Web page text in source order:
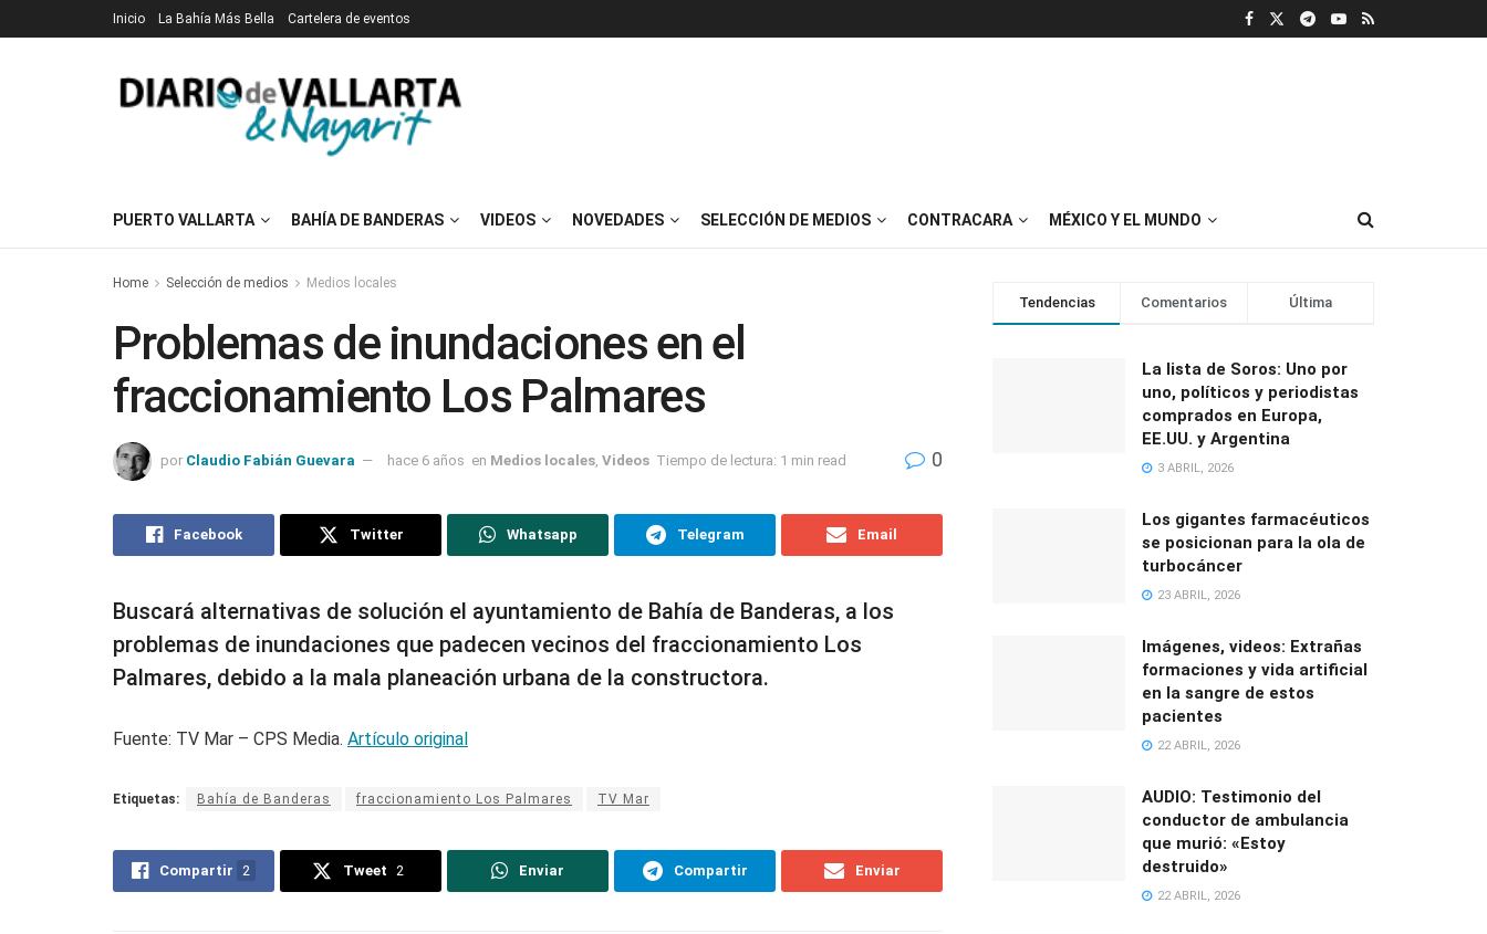
Inicio La Bahía Más Bella Cartelera de eventos
PUERTO VALLARTA BAHÍA DE BANDERAS VIDEOS NOVEDADES SELECCIÓN DE MEDIOS CONTRACARA MÉXICO Y EL MUNDO
Home Selección de medios Medios locales
Problemas de inundaciones en el
fraccionamiento Los Palmares
por Claudio Fabián Guevara hace 6 años en Medios locales Videos Tiempo de lectura: 1 min read 0
Facebook Twitter Whatsapp Telegram Email
Buscará alternativas de solución el ayuntamiento de Bahía de Banderas, a los
problemas de inundaciones que padecen vecinos del fraccionamiento Los
Palmares, debido a la mala planeación urbana de la constructora.
Fuente: TV Mar – CPS Media. Artículo original
Etiquetas: Bahía de Banderas fraccionamiento Los Palmares TV Mar
Compartir 2 Tweet 2 Enviar Compartir Enviar
Tendencias Comentarios Última
La lista de Soros: Uno por
uno, políticos y periodistas
comprados en Europa,
EE.UU. y Argentina
3 ABRIL, 2026
Los gigantes farmacéuticos
se posicionan para la ola de
turbocáncer
23 ABRIL, 2026
Imágenes, videos: Extrañas
formaciones y vida artificial
en la sangre de estos
pacientes
22 ABRIL, 2026
AUDIO: Testimonio del
conductor de ambulancia
que murió: «Estoy
destruido»
22 ABRIL, 2026